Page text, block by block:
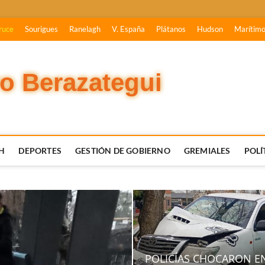
Sourigues Ranelagh V. España Plátanos Hudson Marítimo
Berazategui
DEPORTES GESTIÓN DE GOBIERNO GREMIALES
POLICÍAS CHOCARON